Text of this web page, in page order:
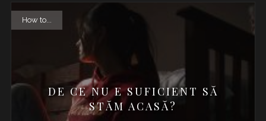
How to...
DE CE NU E SUFICIENT SĂ
STĂM ACASĂ?